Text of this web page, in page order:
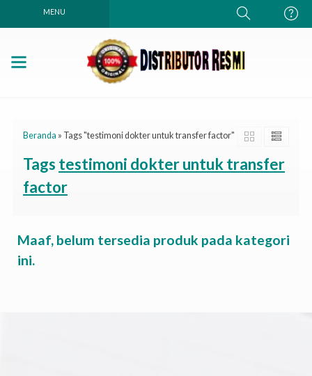
MENU
Beranda » Tags "testimoni dokter untuk transfer factor"
Tags testimoni dokter untuk transfer
factor
Maaf, belum tersedia produk pada kategori
ini.